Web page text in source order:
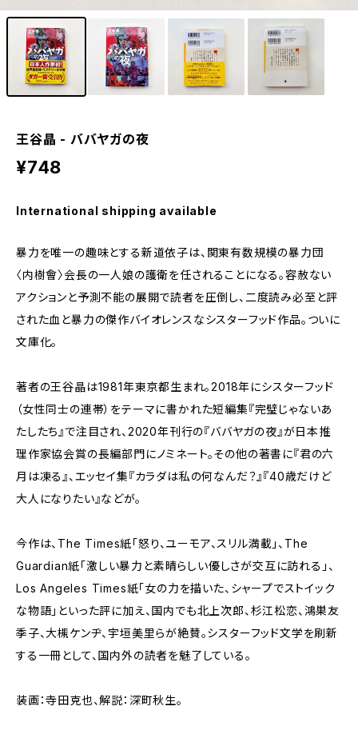
王谷晶 - ババヤガの夜
¥748
International shipping available
暴力を唯一の趣味とする新道依子は、関東有数規模の暴力団
〈内樹會〉会長の一人娘の護衛を任されることになる。容赦ない
アクションと予測不能の展開で読者を圧倒し、二度読み必至と評
された血と暴力の傑作バイオレンスなシスターフッド作品。ついに
文庫化。
著者の王谷晶は1981年東京都生まれ。2018年にシスターフッド
（女性同士の連帯）をテーマに書かれた短編集『完璧じゃないあ
たしたち』で注目され、2020年刊行の『ババヤガの夜』が日本推
理作家協会賞の長編部門にノミネート。その他の著書に『君の六
月は凍る』、エッセイ集『カラダは私の何なんだ？』『40歳だけど
大人になりたい』などが。
今作は、The Times紙「怒り、ユーモア、スリル満載」、The
Guardian紙「激しい暴力と素晴らしい優しさが交互に訪れる」、
Los Angeles Times紙「女の力を描いた、シャープでストイック
な物語」といった評に加え、国内でも北上次郎、杉江松恋、鴻巣友
季子、大槻ケンヂ、宇垣美里らが絶賛。シスターフッド文学を刷新
する一冊として、国内外の読者を魅了している。
装画：寺田克也、解説：深町秋生。